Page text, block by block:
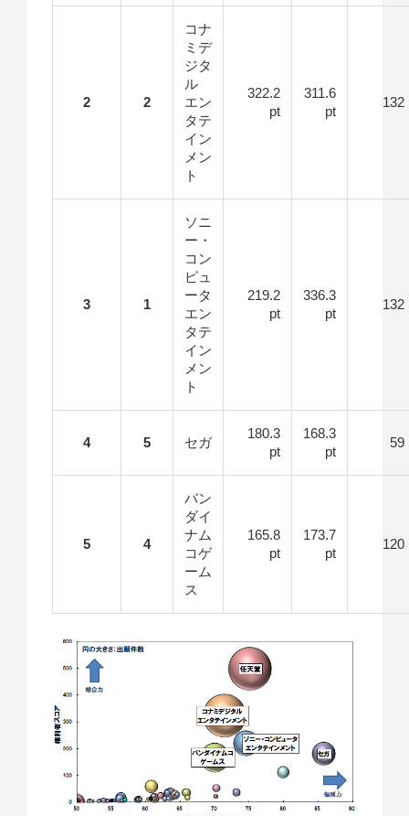
2 2
コナ
ミデ
ジタ
ル
エン
タテ
イン
メン
ト
322.2
pt
311.6
pt
132
3 1
ソニ
ー・
コン
ピュ
ータ
エン
タテ
イン
メン
ト
219.2
pt
336.3
pt
132
4 5 セガ
180.3
pt
168.3
pt
59
5 4
バン
ダイ
ナム
コゲ
ーム
ス
165.8
pt
173.7
pt
120